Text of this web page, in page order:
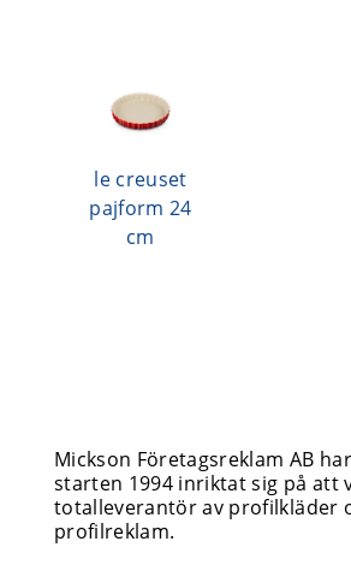
le creuset
pajform 24
cm
Mickson Företagsreklam AB
starten 1994 inriktat sig på att
totalleverantör av profilkläder
profilreklam.